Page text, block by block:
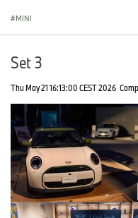
MINI
Set 3
Thu May 21 16:13:00 CEST 2026